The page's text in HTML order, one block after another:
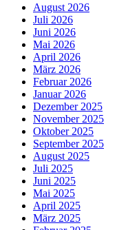
August 2026
Juli 2026
Juni 2026
Mai 2026
April 2026
März 2026
Februar 2026
Januar 2026
Dezember 2025
November 2025
Oktober 2025
September 2025
August 2025
Juli 2025
Juni 2025
Mai 2025
April 2025
März 2025